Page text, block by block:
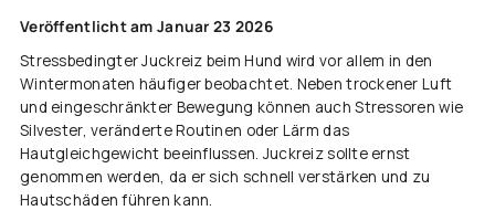
Veröffentlicht am Januar 23 2026
Stressbedingter Juckreiz beim Hund wird vor allem in den
Wintermonaten häufiger beobachtet. Neben trockener Luft
und eingeschränkter Bewegung können auch Stressoren wie
Silvester, veränderte Routinen oder Lärm das
Hautgleichgewicht beeinflussen. Juckreiz sollte ernst
genommen werden, da er sich schnell verstärken und zu
Hautschäden führen kann.